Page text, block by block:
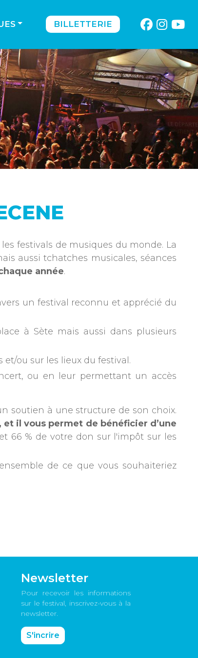
BILLETTERIE
festivals de musiques du monde. La
aussi tchatches musicales, séances
année.
un festival reconnu et apprécié du
à Sète mais aussi dans plusieurs
ou sur les lieux du festival.
ou en leur permettant un accès
soutien à une structure de son choix.
il vous permet de bénéficier d’une
66 % de votre don sur l'impôt sur les
de ce que vous souhaiteriez
Newsletter
Pour recevoir les informations
sur le festival, inscrivez-vous à la
newsletter.
S'incrire